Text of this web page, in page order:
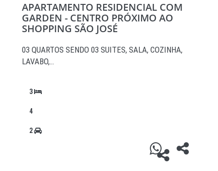
APARTAMENTO RESIDENCIAL COM
GARDEN - CENTRO PRÓXIMO AO
SHOPPING SÃO JOSÉ
03 QUARTOS SENDO 03 SUITES, SALA, COZINHA,
LAVABO,…
3
4
2